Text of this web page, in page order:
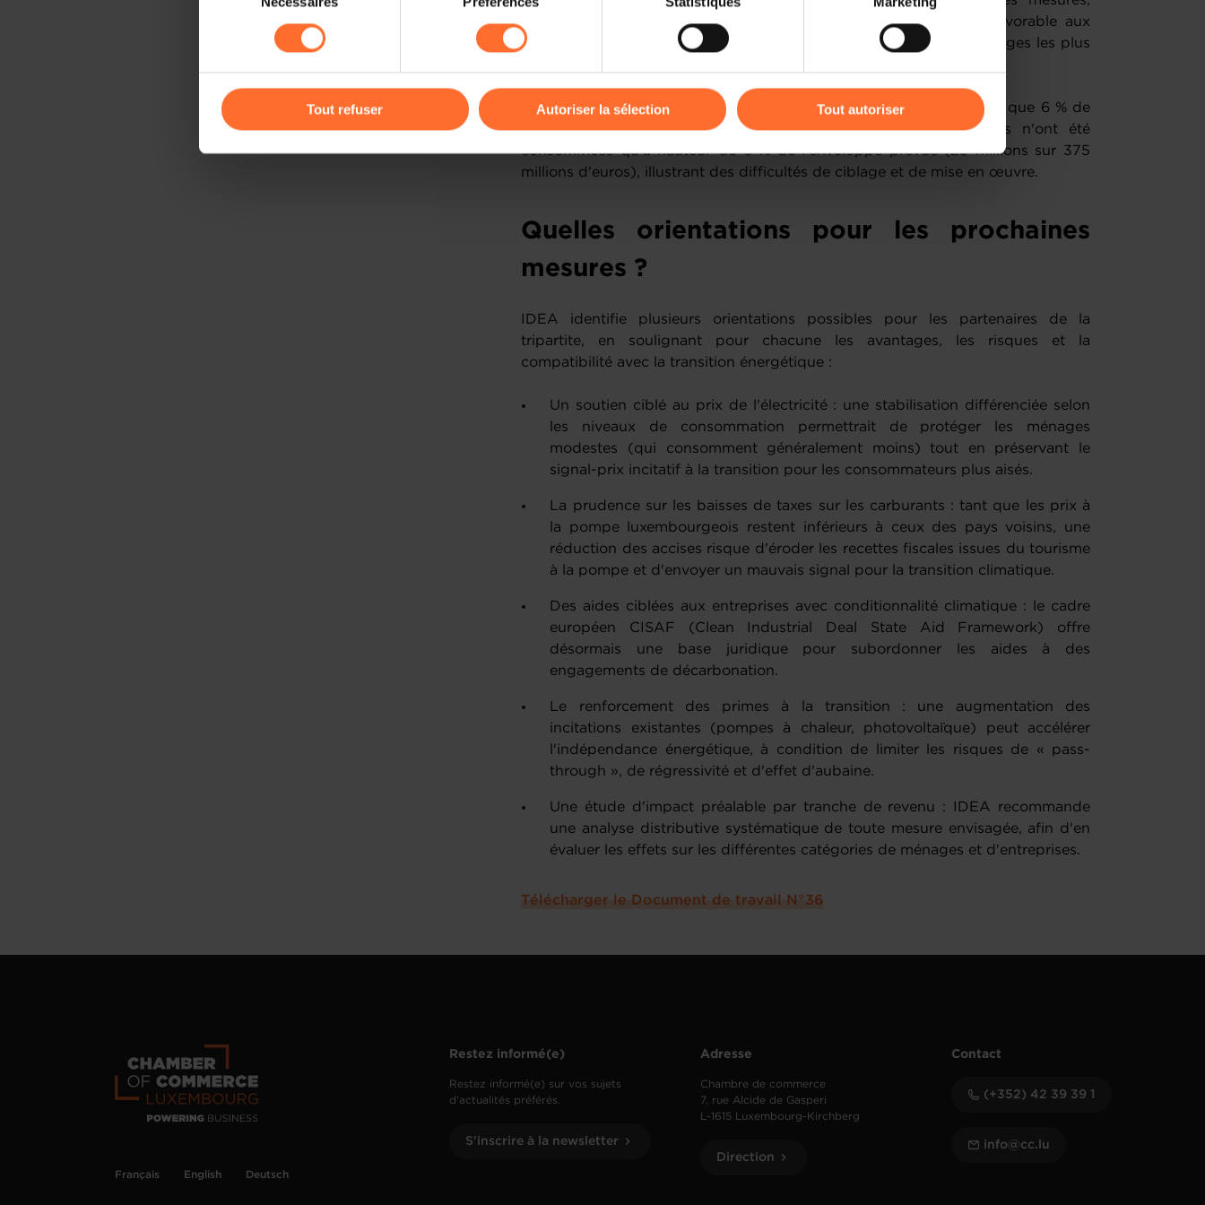
cas de refus de tous les cookies ou des cookies non nécessaires.
gauche de chaque page.
Charte d’usage des cookieset notrePolitique de protection des données
consentement
Tout refuser Autoriser la sélection Tout autoriser
essentiellement universelles, ont certes eu un effet redistributif favorable aux
ménages des quintiles inférieurs, mais ont aussi bénéficié aux ménages les plus
À l'inverse, le soutien ciblé aux ménages vulnérables n'a représenté que 6 % de
l'effort total (190 millions d'euros), et les aides aux entreprises n'ont été
consommées qu'à hauteur de 6 % de l'enveloppe prévue (23 millions sur 375
millions d'euros), illustrant des difficultés de ciblage et de mise en œuvre.
Quelles orientations pour les prochaines
mesures ?
IDEA identifie plusieurs orientations possibles pour les partenaires de la
tripartite, en soulignant pour chacune les avantages, les risques et la
compatibilité avec la transition énergétique :
Un soutien ciblé au prix de l'électricité : une stabilisation différenciée selon
les niveaux de consommation permettrait de protéger les ménages
modestes (qui consomment généralement moins) tout en préservant le
signal-prix incitatif à la transition pour les consommateurs plus aisés.
La prudence sur les baisses de taxes sur les carburants : tant que les prix à
la pompe luxembourgeois restent inférieurs à ceux des pays voisins, une
réduction des accises risque d'éroder les recettes fiscales issues du tourisme
à la pompe et d'envoyer un mauvais signal pour la transition climatique.
Des aides ciblées aux entreprises avec conditionnalité climatique : le cadre
européen CISAF (Clean Industrial Deal State Aid Framework) offre
désormais une base juridique pour subordonner les aides à des
engagements de décarbonation.
Le renforcement des primes à la transition : une augmentation des
incitations existantes (pompes à chaleur, photovoltaïque) peut accélérer
l'indépendance énergétique, à condition de limiter les risques de « pass-
through », de régressivité et d'effet d'aubaine.
Une étude d'impact préalable par tranche de revenu : IDEA recommande
une analyse distributive systématique de toute mesure envisagée, afin d'en
évaluer les effets sur les différentes catégories de ménages et d'entreprises.
Télécharger le Document de travail N°36
Français English Deutsch
Restez informé(e)
Restez informé(e) sur vos sujets
d’actualités préférés.
S'inscrire à la newsletter
Adresse
Chambre de commerce
7, rue Alcide de Gasperi
L-1615 Luxembourg-Kirchberg
Direction
Contact
(+352) 42 39 39 1
info@cc.lu